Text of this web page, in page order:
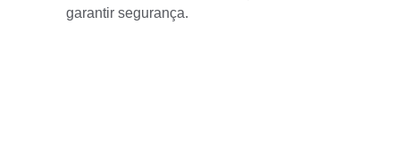
garantir segurança.